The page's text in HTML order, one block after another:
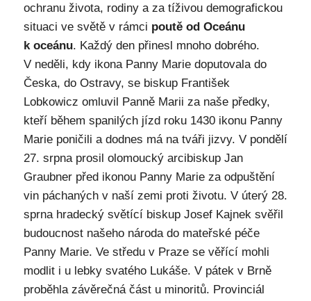
ochranu života, rodiny a za tíživou demografickou
situaci ve světě v rámci poutě od Oceánu
k oceánu. Každý den přinesl mnoho dobrého.
V neděli, kdy ikona Panny Marie doputovala do
Česka, do Ostravy, se biskup František
Lobkowicz omluvil Panně Marii za naše předky,
kteří během spanilých jízd roku 1430 ikonu Panny
Marie poničili a dodnes má na tváři jizvy. V pondělí
27. srpna prosil olomoucký arcibiskup Jan
Graubner před ikonou Panny Marie za odpuštění
vin páchaných v naší zemi proti životu. V úterý 28.
sprna hradecký světící biskup Josef Kajnek svěřil
budoucnost našeho národa do mateřské péče
Panny Marie. Ve středu v Praze se věřící mohli
modlit i u lebky svatého Lukáše. V pátek v Brně
proběhla závěrečná část u minoritů. Provinciál